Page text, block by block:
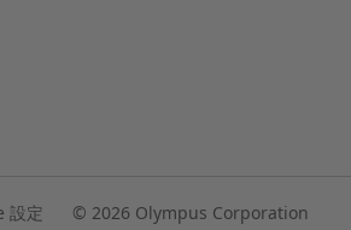
設定 © 2026 Olympus Corporation